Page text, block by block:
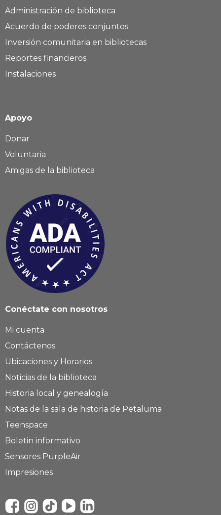
Administración de biblioteca
Acuerdo de poderes conjuntos
Inversión comunitaria en bibliotecas
Reportes financieros
Instalaciones
Apoyo
Donar
Voluntaria
Amigas de la biblioteca
Conéctate con nosotros
Mi cuenta
Contáctenos
Ubicaciones y Horarios
Noticias de la biblioteca
Historia local y genealogía
Notas de la sala de historia de Petaluma
Teenspace
Boletin informativo
Sensores PurpleAir
Impresiones